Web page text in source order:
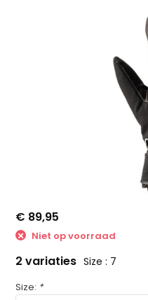
€ 89,95
Niet op voorraad
2 variaties Size : 7
Size: *